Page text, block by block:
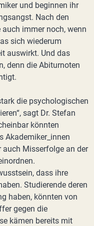
und beginnen ihr
Nach den
immer noch, wenn
sich wiederum
auswirkt. Und das
denn die Abiturnoten
die psychologischen
sagt Dr. Stefan
könnten
Akademiker_innen
Misserfolge an der
dass ihre
Studierende deren
haben, könnten von
gegen die
kämen bereits mit